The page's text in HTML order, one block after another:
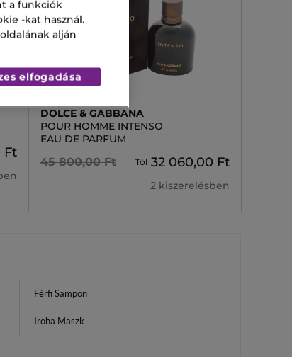
Ft
DOLCE & GABBANA
POUR HOMME INTENSO
EAU DE PARFUM
45 800,00 Ft Tól 32 060,00 Ft
2 kiszerelésben
Férfi Sampon
Iroha Maszk
a funkciók
-kat használ.
alján
elfogadása